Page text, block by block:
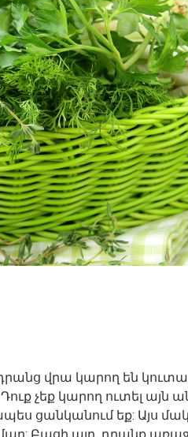
վրա կարող են
չեք կարող ուտել այն
ցանկանում եք: Այս